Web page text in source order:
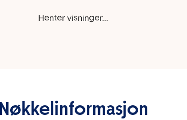
Henter visninger...
Nøkkelinformasjon